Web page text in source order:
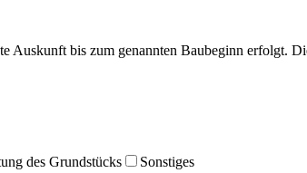
Auskunft bis zum genannten Baubeginn erfolgt.
des Grundstücks Sonstiges